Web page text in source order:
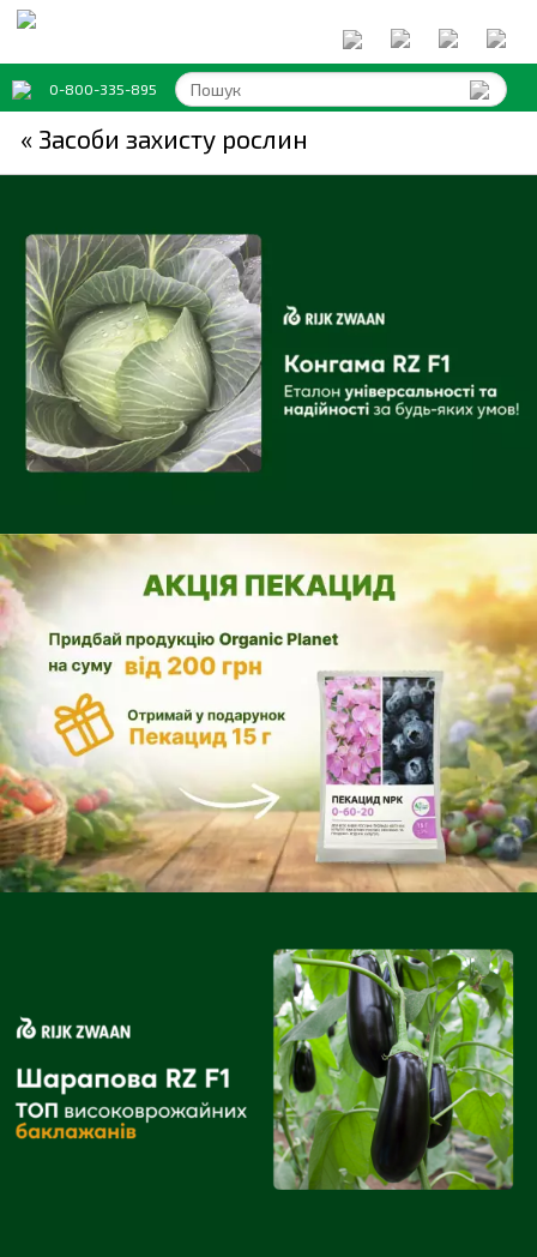
0-800-335-895
« Засоби захисту рослин